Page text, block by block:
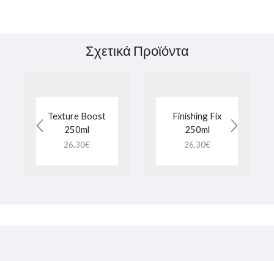
Σχετικά Προϊόντα
Texture Boost
250ml
26,30€
Finishing Fix
250ml
26,30€